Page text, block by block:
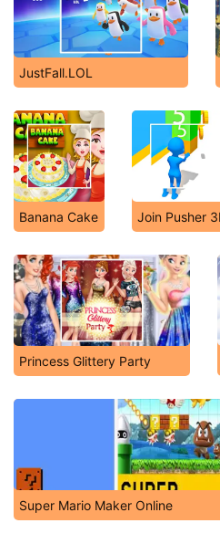
JustFall.LOL
Banana Cake Join Pusher
Princess Glittery Party
Super Mario Maker Online